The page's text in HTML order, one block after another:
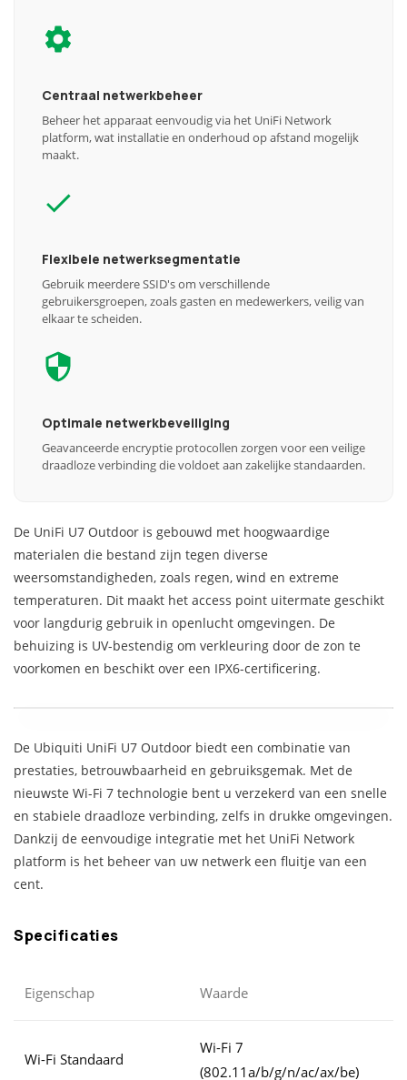
Centraal netwerkbeheer
Beheer het apparaat eenvoudig via het UniFi Network
platform, wat installatie en onderhoud op afstand mogelijk
maakt.
Flexibele netwerksegmentatie
Gebruik meerdere SSID's om verschillende
gebruikersgroepen, zoals gasten en medewerkers, veilig van
elkaar te scheiden.
Optimale netwerkbeveiliging
Geavanceerde encryptie protocollen zorgen voor een veilige
draadloze verbinding die voldoet aan zakelijke standaarden.
De UniFi U7 Outdoor is gebouwd met hoogwaardige
materialen die bestand zijn tegen diverse
weersomstandigheden, zoals regen, wind en extreme
temperaturen. Dit maakt het access point uitermate geschikt
voor langdurig gebruik in openlucht omgevingen. De
behuizing is UV-bestendig om verkleuring door de zon te
voorkomen en beschikt over een IPX6-certificering.
De Ubiquiti UniFi U7 Outdoor biedt een combinatie van
prestaties, betrouwbaarheid en gebruiksgemak. Met de
nieuwste Wi-Fi 7 technologie bent u verzekerd van een snelle
en stabiele draadloze verbinding, zelfs in drukke omgevingen.
Dankzij de eenvoudige integratie met het UniFi Network
platform is het beheer van uw netwerk een fluitje van een
cent.
Specificaties
Eigenschap Waarde
Wi-Fi Standaard
Wi-Fi 7
(802.11a/b/g/n/ac/ax/be)